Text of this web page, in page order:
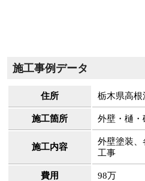
施工事例データ
住所 栃木県高根
施工箇所 外壁・樋・
施工内容
外壁塗装
工事
費用 98万